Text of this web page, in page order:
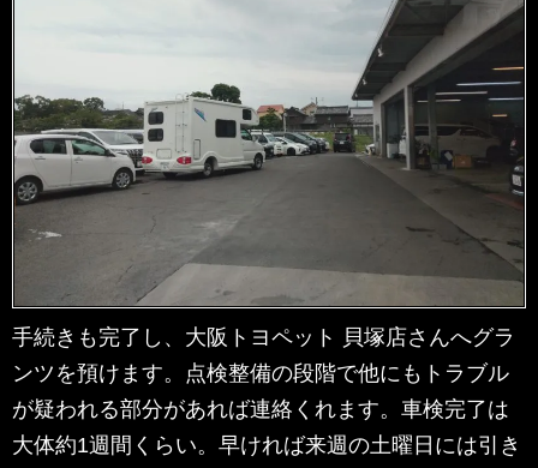
手続きも完了し、大阪トヨペット 貝塚店さんへグラ
ンツを預けます。点検整備の段階で他にもトラブル
が疑われる部分があれば連絡くれます。車検完了は
大体約1週間くらい。早ければ来週の土曜日には引き